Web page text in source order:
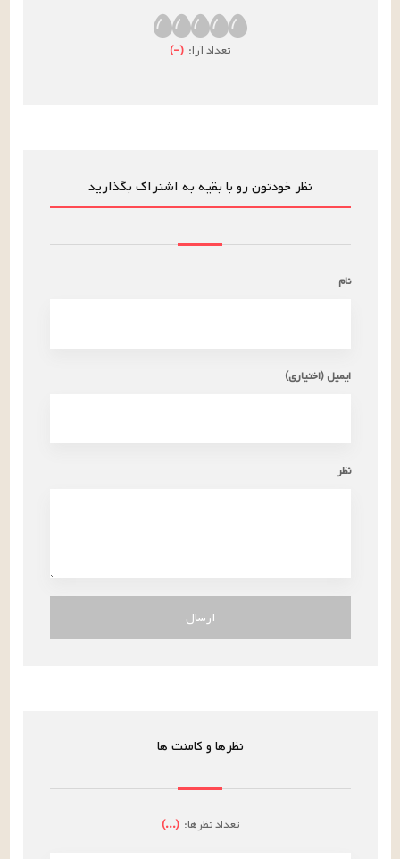
تعداد آرا: (
–
)
نظر خودتون رو با بقیه به اشتراک بگذارید
نام
ایمیل (اختیاری)
نظر
ارسال
نظرها و کامنت ها
تعداد نظرها: (
...
)